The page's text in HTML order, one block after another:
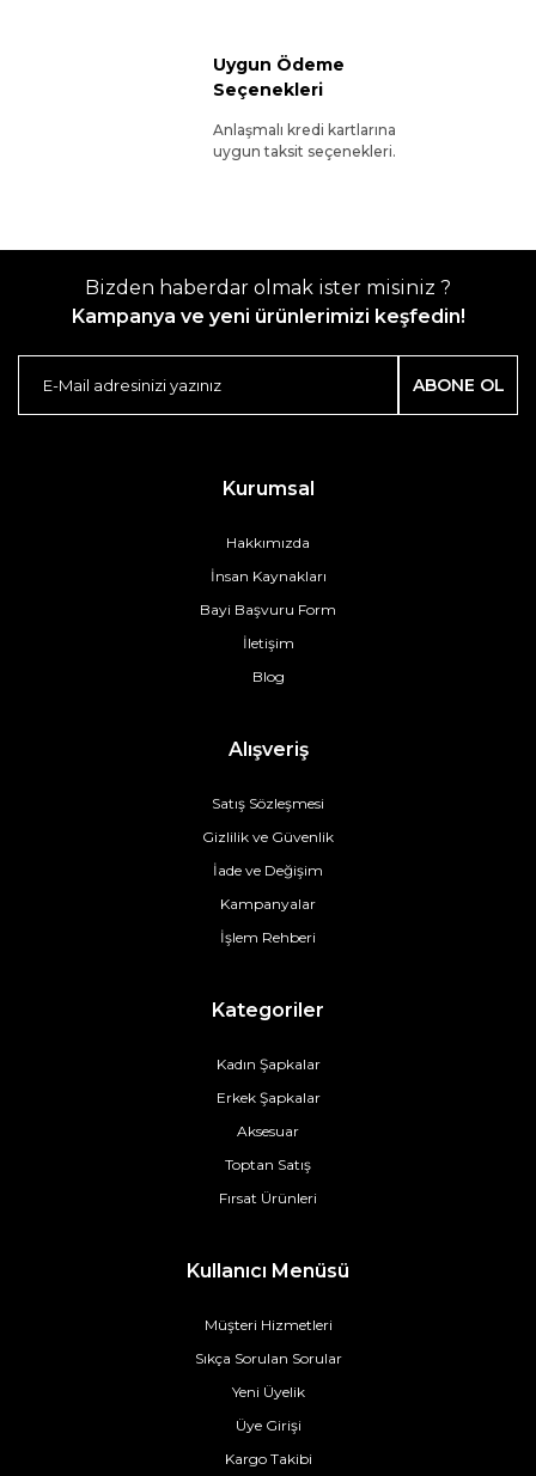
Uygun Ödeme
Seçenekleri
Anlaşmalı kredi kartlarına
uygun taksit seçenekleri.
Bizden haberdar olmak ister misiniz ?
Kampanya ve yeni ürünlerimizi keşfedin!
ABONE OL
Kurumsal
Hakkımızda
İnsan Kaynakları
Bayi Başvuru Form
İletişim
Blog
Alışveriş
Satış Sözleşmesi
Gizlilik ve Güvenlik
İade ve Değişim
Kampanyalar
İşlem Rehberi
Kategoriler
Kadın Şapkalar
Erkek Şapkalar
Aksesuar
Toptan Satış
Fırsat Ürünleri
Kullanıcı Menüsü
Müşteri Hizmetleri
Sıkça Sorulan Sorular
Yeni Üyelik
Üye Girişi
Kargo Takibi